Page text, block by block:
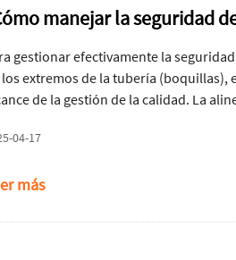
manejar la seguridad
gestionar efectivamente la
extremos de la tubería (boquillas),
de la gestión de la calidad. La
medidas.
04-17
más